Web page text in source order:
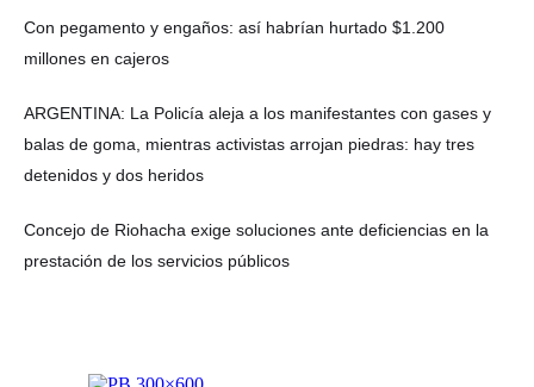
Con pegamento y engaños: así habrían hurtado $1.200
millones en cajeros
ARGENTINA: La Policía aleja a los manifestantes con gases y
balas de goma, mientras activistas arrojan piedras: hay tres
detenidos y dos heridos
Concejo de Riohacha exige soluciones ante deficiencias en la
prestación de los servicios públicos